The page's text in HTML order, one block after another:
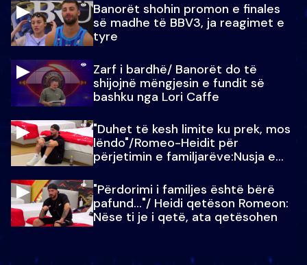
Banorët shohin promon e finales
së madhe të BBV3, ja reagimet e
tyre
Zarf i bardhë/ Banorët do të
shijojnë mëngjesin e fundit së
bashku nga Lori Caffe
"Duhet të kesh limite ku prek, mos
lëndo"/Romeo-Heidit për
përjetimin e familjarëve:Nusja e
"Përdorimi i familjes është bërë
pafund…"/ Heidi qetëson Romeon:
Nëse ti je i qetë, ata qetësohen